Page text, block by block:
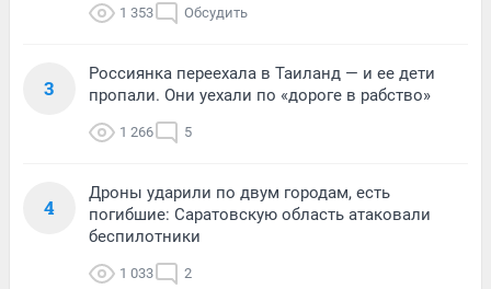
1 353 Обсудить
3
Россиянка переехала в Таиланд — и ее дети
пропали. Они уехали по «дороге в рабство»
1 266 5
4
Дроны ударили по двум городам, есть
погибшие: Саратовскую область атаковали
беспилотники
1 033 2